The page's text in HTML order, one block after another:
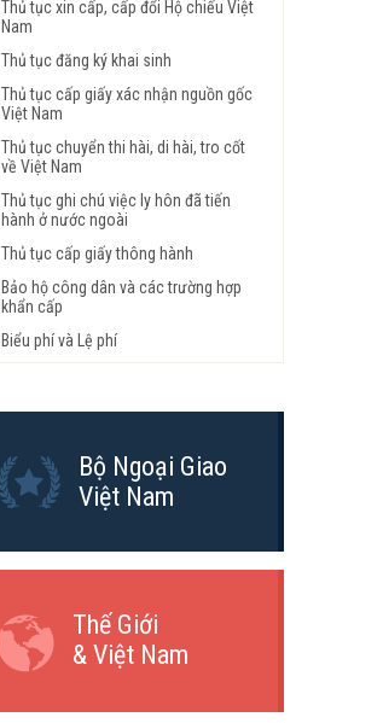
Thủ tục xin cấp, cấp đổi Hộ chiếu Việt
Nam
Thủ tục đăng ký khai sinh
Thủ tục cấp giấy xác nhận nguồn gốc
Việt Nam
Thủ tục chuyển thi hài, di hài, tro cốt
về Việt Nam
Thủ tục ghi chú việc ly hôn đã tiến
hành ở nước ngoài
Thủ tục cấp giấy thông hành
Bảo hộ công dân và các trường hợp
khẩn cấp
Biểu phí và Lệ phí
Bộ Ngoại Giao
Việt Nam
Thế Giới
& Việt Nam